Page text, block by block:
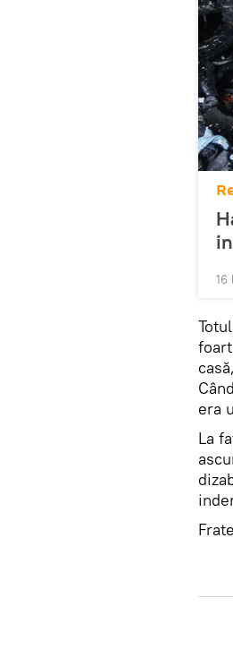
16
era
La